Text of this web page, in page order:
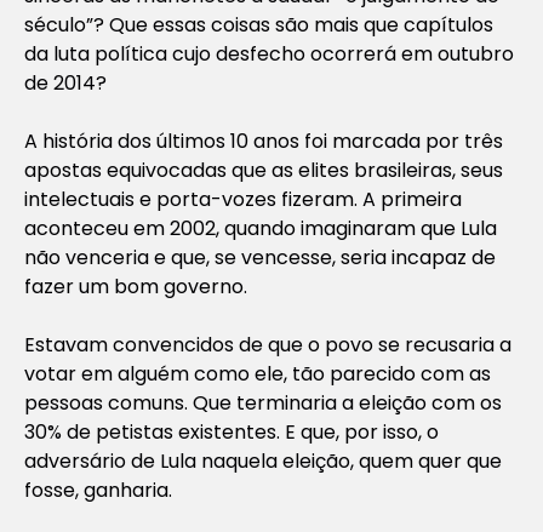
século”? Que essas coisas são mais que capítulos
da luta política cujo desfecho ocorrerá em outubro
de 2014?
A história dos últimos 10 anos foi marcada por três
apostas equivocadas que as elites brasileiras, seus
intelectuais e porta-vozes fizeram. A primeira
aconteceu em 2002, quando imaginaram que Lula
não venceria e que, se vencesse, seria incapaz de
fazer um bom governo.
Estavam convencidos de que o povo se recusaria a
votar em alguém como ele, tão parecido com as
pessoas comuns. Que terminaria a eleição com os
30% de petistas existentes. E que, por isso, o
adversário de Lula naquela eleição, quem quer que
fosse, ganharia.